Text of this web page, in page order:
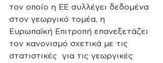
τον οποίο η ΕΕ συλλέγει δεδομένα
στον γεωργικό τομέα, η
Ευρωπαϊκή Επιτροπή επανεξετάζει
τον κανονισμό σχετικά με τις
στατιστικές  για τις γεωργικές